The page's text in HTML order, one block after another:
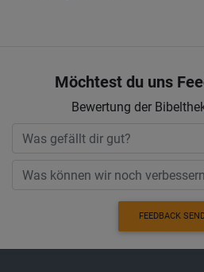
Möchtest du uns
Bewertung der
FEEDBACK